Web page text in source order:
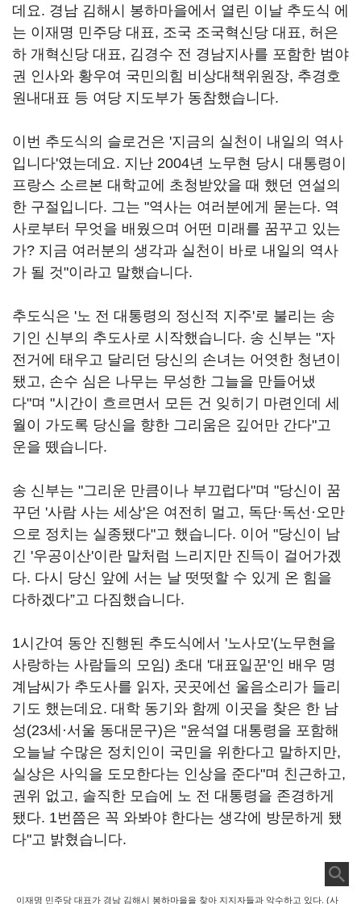
데요. 경남 김해시 봉하마을에서 열린 이날 추도식 에
는 이재명 민주당 대표, 조국 조국혁신당 대표, 허은
하 개혁신당 대표, 김경수 전 경남지사를 포함한 범야
권 인사와 황우여 국민의힘 비상대책위원장, 추경호
원내대표 등 여당 지도부가 동참했습니다.
이번 추도식의 슬로건은 '지금의 실천이 내일의 역사
입니다'였는데요. 지난 2004년 노무현 당시 대통령이
프랑스 소르본 대학교에 초청받았을 때 했던 연설의
한 구절입니다. 그는 "역사는 여러분에게 묻는다. 역
사로부터 무엇을 배웠으며 어떤 미래를 꿈꾸고 있는
가? 지금 여러분의 생각과 실천이 바로 내일의 역사
가 될 것"이라고 말했습니다.
추도식은 '노 전 대통령의 정신적 지주'로 불리는 송
기인 신부의 추도사로 시작했습니다. 송 신부는 "자
전거에 태우고 달리던 당신의 손녀는 어엿한 청년이
됐고, 손수 심은 나무는 무성한 그늘을 만들어냈
다"며 "시간이 흐르면서 모든 건 잊히기 마련인데 세
월이 가도록 당신을 향한 그리움은 깊어만 간다"고
운을 뗐습니다.
송 신부는 "그리운 만큼이나 부끄럽다"며 "당신이 꿈
꾸던 '사람 사는 세상'은 여전히 멀고, 독단·독선·오만
으로 정치는 실종됐다"고 했습니다. 이어 "당신이 남
긴 '우공이산'이란 말처럼 느리지만 진득이 걸어가겠
다. 다시 당신 앞에 서는 날 떳떳할 수 있게 온 힘을
다하겠다”고 다짐했습니다.
1시간여 동안 진행된 추도식에서 '노사모'(노무현을
사랑하는 사람들의 모임) 초대 '대표일꾼'인 배우 명
계남씨가 추도사를 읽자, 곳곳에선 울음소리가 들리
기도 했는데요. 대학 동기와 함께 이곳을 찾은 한 남
성(23세·서울 동대문구)은 "윤석열 대통령을 포함해
오늘날 수많은 정치인이 국민을 위한다고 말하지만,
실상은 사익을 도모한다는 인상을 준다"며 친근하고,
권위 없고, 솔직한 모습에 노 전 대통령을 존경하게
됐다. 1번쯤은 꼭 와봐야 한다는 생각에 방문하게 됐
다"고 밝혔습니다.
이재명 민주당 대표가 경남 김해시 봉하마을을 찾아 지지자들과 악수하고 있다. (사